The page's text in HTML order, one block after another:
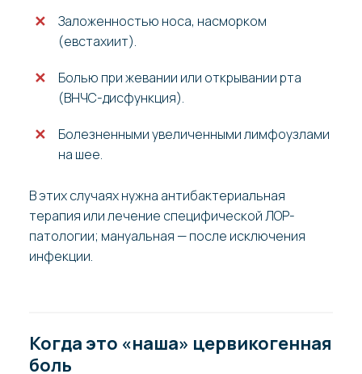
Заложенностью носа, насморком
(евстахиит).
Болью при жевании или открывании рта
(ВНЧС-дисфункция).
Болезненными увеличенными лимфоузлами
на шее.
В этих случаях нужна антибактериальная
терапия или лечение специфической ЛОР-
патологии; мануальная — после исключения
инфекции.
Когда это «наша» цервикогенная
боль